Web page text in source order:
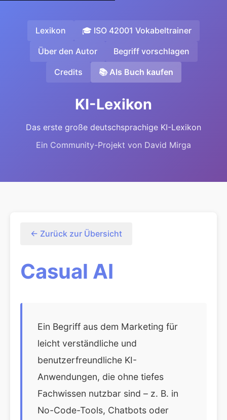
Lexikon 🎓 ISO 42001 Vokabeltrainer
Über den Autor Begriff vorschlagen
Credits 📚 Als Buch kaufen
KI-Lexikon
Das erste große deutschsprachige KI-Lexikon
Ein Community-Projekt von David Mirga
← Zurück zur Übersicht
Casual AI
Ein Begriff aus dem Marketing für
leicht verständliche und
benutzerfreundliche KI-
Anwendungen, die ohne tiefes
Fachwissen nutzbar sind – z. B. in
No-Code-Tools, Chatbots oder